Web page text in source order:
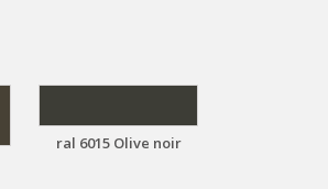
ral 6015 Olive noir